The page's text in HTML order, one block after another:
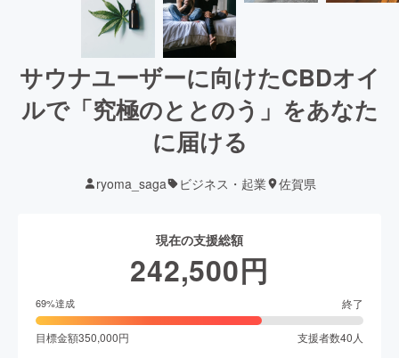
サウナユーザーに向けたCBDオイ
ルで「究極のととのう」をあなた
に届ける
ryoma_saga ビジネス・起業 佐賀県
現在の支援総額
242,500円
69%達成 終了
目標金額350,000円 支援者数40 人